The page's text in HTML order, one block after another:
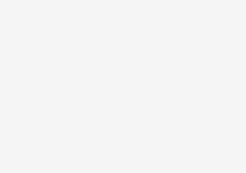
торговельний центр, будинки, є